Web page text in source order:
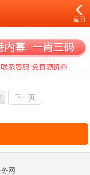
返回
下一页
网